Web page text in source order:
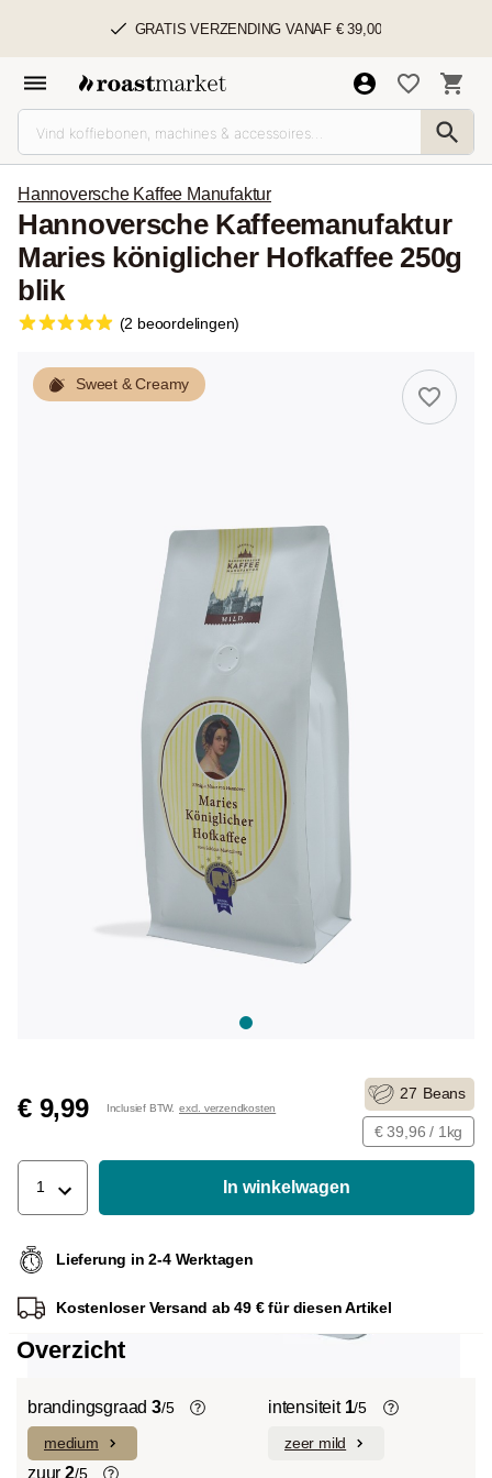
GRATIS VERZENDING VANAF € 39,00
Hannoversche Kaffee Manufaktur
Hannoversche Kaffeemanufaktur
Maries königlicher Hofkaffee 250g
blik
(2 beoordelingen)
Sweet & Creamy
€ 9,99 Inclusief BTW. excl. verzendkosten
27 Beans
€ 39,96 / 1kg
1 In winkelwagen
Lieferung in 2-4 Werktagen
Kostenloser Versand ab 49 € für diesen Artikel
Overzicht
brandingsgraad 3/5
Light roast (licht Cinnamon Roast):
Uitgesproken fruitige smaken en
medium
intensiteit 1/5
De individuele smaken van de gebruikte
zeer mild
zuur 2/5